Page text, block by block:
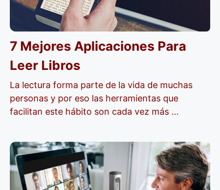
7 Mejores Aplicaciones Para
Leer Libros
La lectura forma parte de la vida de muchas
personas y por eso las herramientas que
facilitan este hábito son cada vez más ...